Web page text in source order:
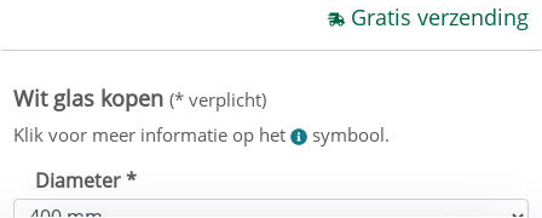
Gratis verzending
Diameter *